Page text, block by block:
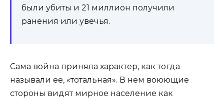
были убиты и 21 миллион получили
ранения или увечья.
Сама война приняла характер, как тогда
называли ее, «тотальная». В нем воюющие
стороны видят мирное население как